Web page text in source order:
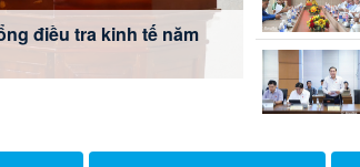
tác khám sức khỏe
cảnh theo quy định
điều tra kinh tế năm
đẩy lùi tội phạm, tệ nạn
góp ý kiến về thành